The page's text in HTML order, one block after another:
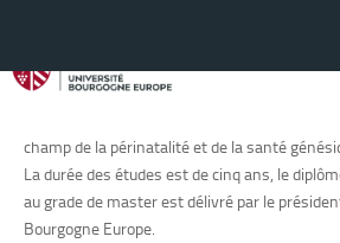
La maïeutique est l’ensemble des soins
champ de la périnatalité et de la santé
La durée des études est de cinq ans, le
au grade de master est délivré par le
Bourgogne Europe.